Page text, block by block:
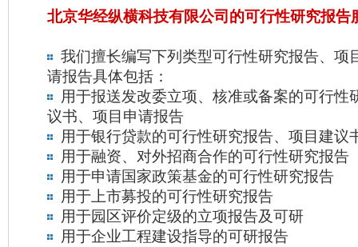
北京华经纵横科技有限公司的可行性研究报告
我们擅长编写下列类型可行性研究报告、项
请报告具体包括：
用于报送发改委立项、核准或备案的可行性
议书、项目申请报告
用于银行贷款的可行性研究报告、项目建议
用于融资、对外招商合作的可行性研究报告
用于申请国家政策基金的可行性研究报告
用于上市募投的可行性研究报告
用于园区评价定级的立项报告及可研
用于企业工程建设指导的可研报告